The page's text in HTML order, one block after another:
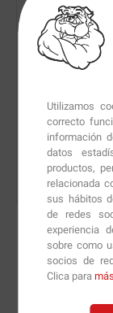
Utilizamos
correcto
información
datos
productos,
relacionada
sus hábitos
de redes
experiencia
sobre como
socios de
Clica para
Nuevas